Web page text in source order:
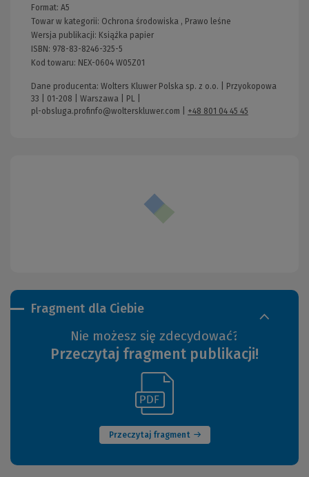
Fragment dla Ciebie
Nie możesz się zdecydować?
Przeczytaj fragment publikacji!
Przeczytaj fragment
(Nowe
okno)
innej
strony)
Format: A5
Towar w kategorii: Ochrona środowiska , Prawo leśne
Wersja publikacji: Książka papier
ISBN: 978-83-8246-325-5
Kod towaru: NEX-0604 W05Z01
Dane producenta: Wolters Kluwer Polska sp. z o.o. | Przyokopowa
33 | 01-208 | Warszawa | PL |
pl-obsluga.profinfo@wolterskluwer.com
+48 801 04 45 45